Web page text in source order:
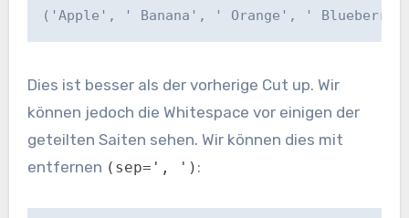
('Apple', ' Banana', ' Orange', '
Dies ist besser als der vorherige Cut up. Wir
können jedoch die Whitespace vor einigen der
geteilten Saiten sehen. Wir können dies mit
entfernen (sep=', ') :